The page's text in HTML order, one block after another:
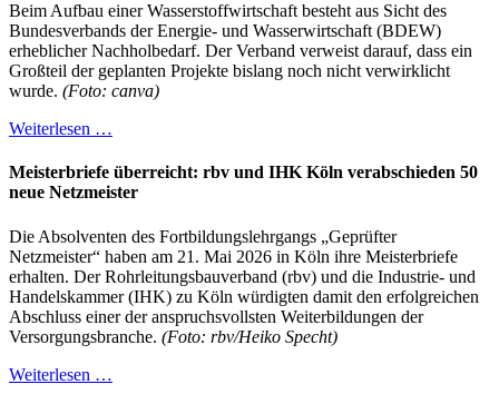
Beim Aufbau einer Wasserstoffwirtschaft besteht aus Sicht des
Bundesverbands der Energie- und Wasserwirtschaft (BDEW)
erheblicher Nachholbedarf. Der Verband verweist darauf, dass ein
Großteil der geplanten Projekte bislang noch nicht verwirklicht
wurde. (Foto: canva)
Weiterlesen …
Meisterbriefe überreicht: rbv und IHK Köln verabschieden 50
neue Netzmeister
Die Absolventen des Fortbildungslehrgangs „Geprüfter
Netzmeister“ haben am 21. Mai 2026 in Köln ihre Meisterbriefe
erhalten. Der Rohrleitungsbauverband (rbv) und die Industrie- und
Handelskammer (IHK) zu Köln würdigten damit den erfolgreichen
Abschluss einer der anspruchsvollsten Weiterbildungen der
Versorgungsbranche. (Foto: rbv/Heiko Specht)
Weiterlesen …